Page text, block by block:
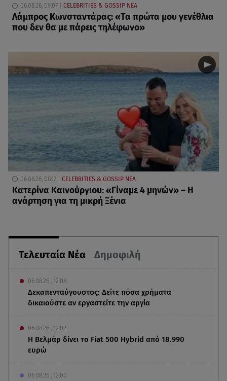
Τελευταία Νέα Δημοφιλή
06.08.26 , 12:08
Δεκαπενταύγουστος: Δείτε πόσα χρήματα
δικαιούστε αν εργαστείτε την αργία
06.08.26 , 12:02
Η Βελμάρ δίνει το Fiat 500 Hybrid από 18.990
ευρώ
06.08.26 , 12:00
06.08.26, 09:07 CELEBRITIES & GOSSIP ΝΕΑ
Λάμπρος Κωνσταντάρας: «Τα πρώτα μου γενέθλια
που δεν θα με πάρεις τηλέφωνο»
06.08.26, 08:17 CELEBRITIES & GOSSIP ΝΕΑ
Κατερίνα Καινούργιου: «Γίναμε 4 μηνών» – Η
ανάρτηση για τη μικρή Ξένια